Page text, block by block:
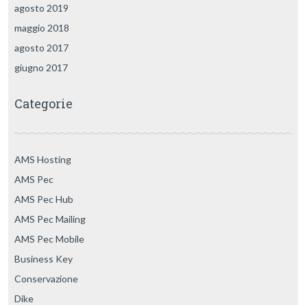
agosto 2019
maggio 2018
agosto 2017
giugno 2017
Categorie
AMS Hosting
AMS Pec
AMS Pec Hub
AMS Pec Mailing
AMS Pec Mobile
Business Key
Conservazione
Dike